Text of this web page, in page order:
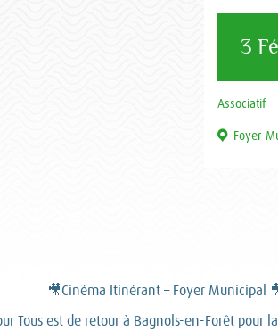
3
Associatif
Foyer
🎥Cinéma Itinérant – Foyer Municipal
Tous est de retour à Bagnols-en-Forêt pour